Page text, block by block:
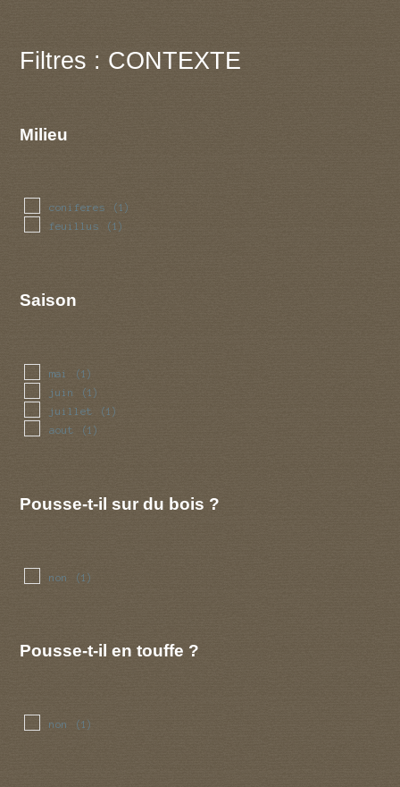
Filtres : CONTEXTE
Milieu
coniferes (1)
feuillus (1)
Saison
mai (1)
juin (1)
juillet (1)
aout (1)
Pousse-t-il sur du bois ?
non (1)
Pousse-t-il en touffe ?
non (1)